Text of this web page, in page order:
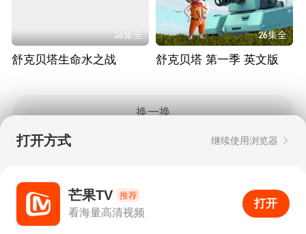
26集全
舒克贝塔生命水之战
26集全
舒克贝塔 第一季 英文版
换一换
0
打开APP
打开方式 继续使用浏览器
芒果TV 推荐
看海量高清视频
打开